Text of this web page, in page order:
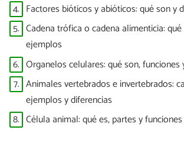
4. Factores bióticos y abióticos: qué son y
5. Cadena trófica o cadena alimenticia:
ejemplos
6. Organelos celulares: qué son,
7. Animales vertebrados e invertebrados:
ejemplos y diferencias
8. Célula animal: qué es, partes y funciones